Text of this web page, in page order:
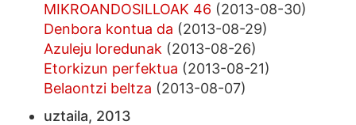
MIKROANDOSILLOAK 46 (2013-08-30)
Denbora kontua da (2013-08-29)
Azuleju loredunak (2013-08-26)
Etorkizun perfektua (2013-08-21)
Belaontzi beltza (2013-08-07)
uztaila, 2013